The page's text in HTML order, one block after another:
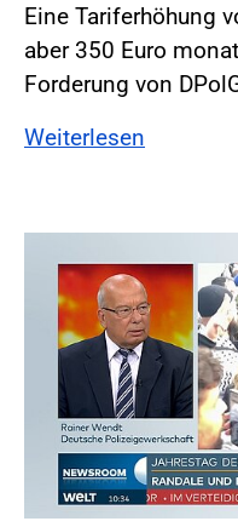
Eine Tariferhöhung
aber 350 Euro
Forderung von
Weiterlesen